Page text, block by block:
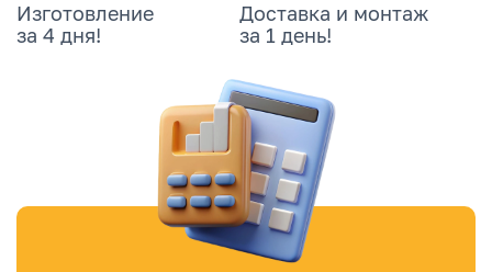
Изготовление
за 4 дня!
Доставка и монтаж
за 1 день!